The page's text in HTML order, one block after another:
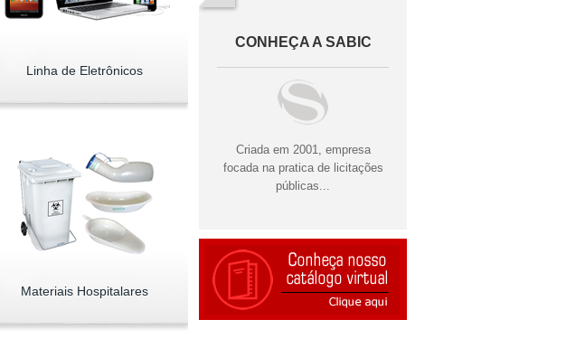
CONHEÇA A SABIC
Criada em 2001, empresa
focada na pratica de licitações
públicas...
Linha de Eletrônicos
Materiais Hospitalares